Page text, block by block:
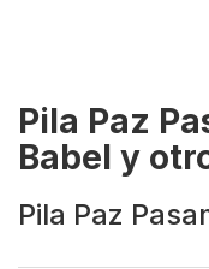
Pila Paz
Babel y
Pila Paz